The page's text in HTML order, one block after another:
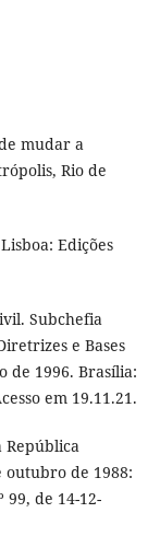
mudar a
Rio de
Edições
Subchefia
e Bases
de 1996. Brasília:
em 19.11.21.
República
outubro de 1988:
de 14-12-